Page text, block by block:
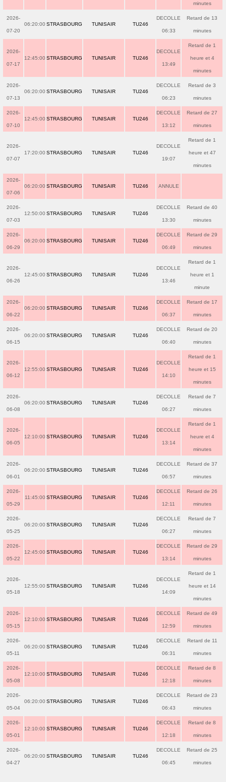
minutes
2026-
07-20
06:20:00 STRASBOURG TUNISAIR TU246
DECOLLE
06:33
Retard de 13
minutes
2026-
07-17
12:45:00 STRASBOURG TUNISAIR TU246
DECOLLE
13:49
Retard de 1
heure et 4
minutes
2026-
07-13
06:20:00 STRASBOURG TUNISAIR TU246
DECOLLE
06:23
Retard de 3
minutes
2026-
07-10
12:45:00 STRASBOURG TUNISAIR TU246
DECOLLE
13:12
Retard de 27
minutes
2026-
07-07
17:20:00 STRASBOURG TUNISAIR TU246
DECOLLE
19:07
Retard de 1
heure et 47
minutes
2026-
07-06
06:20:00 STRASBOURG TUNISAIR TU246 ANNULE
2026-
07-03
12:50:00 STRASBOURG TUNISAIR TU246
DECOLLE
13:30
Retard de 40
minutes
2026-
06-29
06:20:00 STRASBOURG TUNISAIR TU246
DECOLLE
06:49
Retard de 29
minutes
2026-
06-26
12:45:00 STRASBOURG TUNISAIR TU246
DECOLLE
13:46
Retard de 1
heure et 1
minute
2026-
06-22
06:20:00 STRASBOURG TUNISAIR TU246
DECOLLE
06:37
Retard de 17
minutes
2026-
06-15
06:20:00 STRASBOURG TUNISAIR TU246
DECOLLE
06:40
Retard de 20
minutes
2026-
06-12
12:55:00 STRASBOURG TUNISAIR TU246
DECOLLE
14:10
Retard de 1
heure et 15
minutes
2026-
06-08
06:20:00 STRASBOURG TUNISAIR TU246
DECOLLE
06:27
Retard de 7
minutes
2026-
06-05
12:10:00 STRASBOURG TUNISAIR TU246
DECOLLE
13:14
Retard de 1
heure et 4
minutes
2026-
06-01
06:20:00 STRASBOURG TUNISAIR TU246
DECOLLE
06:57
Retard de 37
minutes
2026-
05-29
11:45:00 STRASBOURG TUNISAIR TU246
DECOLLE
12:11
Retard de 26
minutes
2026-
05-25
06:20:00 STRASBOURG TUNISAIR TU246
DECOLLE
06:27
Retard de 7
minutes
2026-
05-22
12:45:00 STRASBOURG TUNISAIR TU246
DECOLLE
13:14
Retard de 29
minutes
2026-
05-18
12:55:00 STRASBOURG TUNISAIR TU246
DECOLLE
14:09
Retard de 1
heure et 14
minutes
2026-
05-15
12:10:00 STRASBOURG TUNISAIR TU246
DECOLLE
12:59
Retard de 49
minutes
2026-
05-11
06:20:00 STRASBOURG TUNISAIR TU246
DECOLLE
06:31
Retard de 11
minutes
2026-
05-08
12:10:00 STRASBOURG TUNISAIR TU246
DECOLLE
12:18
Retard de 8
minutes
2026-
05-04
06:20:00 STRASBOURG TUNISAIR TU246
DECOLLE
06:43
Retard de 23
minutes
2026-
05-01
12:10:00 STRASBOURG TUNISAIR TU246
DECOLLE
12:18
Retard de 8
minutes
2026-
04-27
06:20:00 STRASBOURG TUNISAIR TU246
DECOLLE
06:45
Retard de 25
minutes